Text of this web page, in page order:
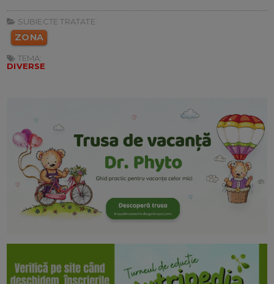
SUBIECTE TRATATE:
ZONA
TEMA:
DIVERSE